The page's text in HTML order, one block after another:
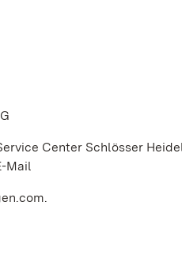
Center Schlösser
Mail